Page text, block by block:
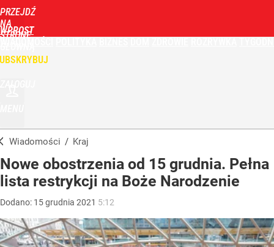
PRZEJDŹ
NA
STRONĘ
WPROST
Wiadomości / Kraj
Nowe obostrzenia od 15 grudnia. Pełna
lista restrykcji na Boże Narodzenie
Dodano: 15grudnia 2021 5:12